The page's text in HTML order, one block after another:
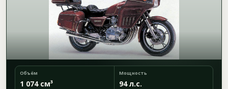
Объём
1 074 см³
Мощность
94 л.с.